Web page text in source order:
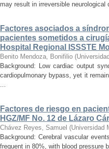
may result in irreversible
Factores asociados a
pacientes sometidos a
Hospital Regional ISSSTE
Benito Mendoza, Bonifilio (
Background: Low cardiac output
cardiopulmonary bypass, yet it
...
Factores de riesgo en
HGZ/MF No. 12 de Lázaro
Chávez Reyes, Samuel (Universidad
Background: Cerebral vascular
frequent in 80%, with blood pressure